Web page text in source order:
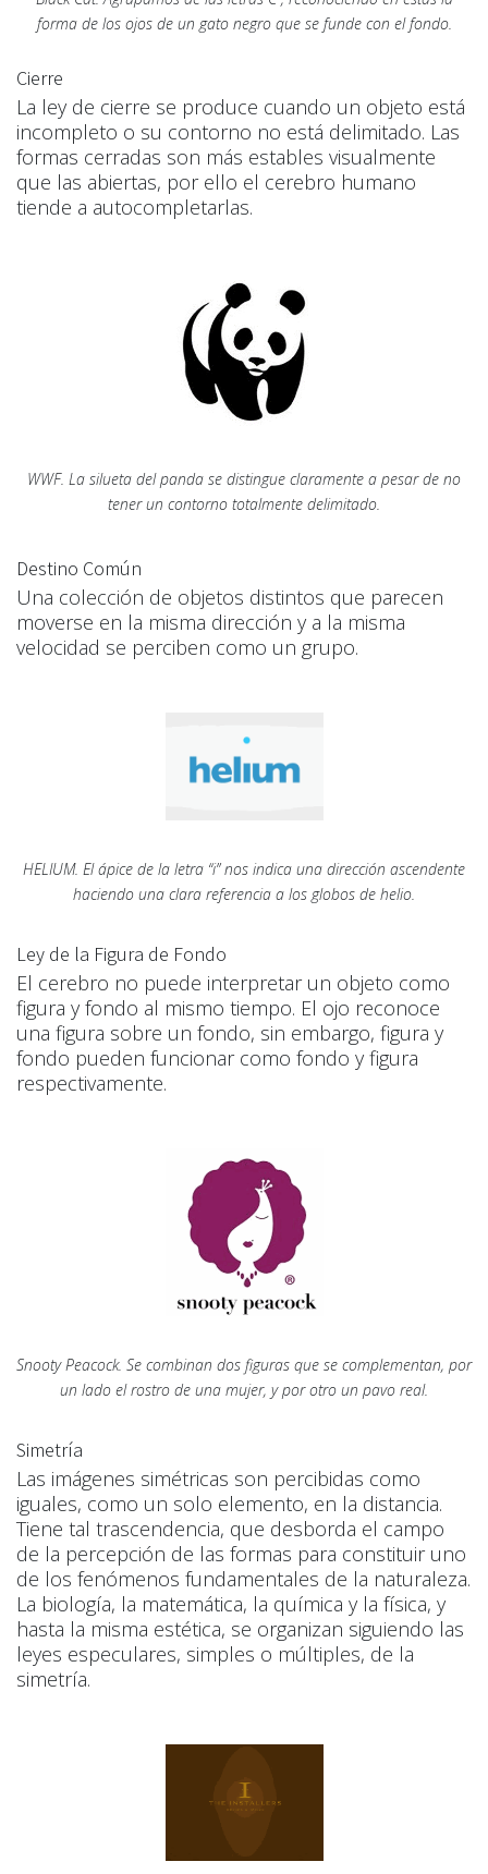
forma de los ojos de un gato negro que se funde con el fondo.
Cierre
La ley de cierre se produce cuando un objeto está
incompleto o su contorno no está delimitado. Las
formas cerradas son más estables visualmente
que las abiertas, por ello el cerebro humano
tiende a autocompletarlas.
WWF. La silueta del panda se distingue claramente a pesar de no
tener un contorno totalmente delimitado.
Destino Común
Una colección de objetos distintos que parecen
moverse en la misma dirección y a la misma
velocidad se perciben como un grupo.
HELIUM. El ápice de la letra “i” nos indica una dirección ascendente
haciendo una clara referencia a los globos de helio.
Ley de la Figura de Fondo
El cerebro no puede interpretar un objeto como
figura y fondo al mismo tiempo. El ojo reconoce
una figura sobre un fondo, sin embargo, figura y
fondo pueden funcionar como fondo y figura
respectivamente.
Snooty Peacock. Se combinan dos figuras que se complementan, por
un lado el rostro de una mujer, y por otro un pavo real.
Simetría
Las imágenes simétricas son percibidas como
iguales, como un solo elemento, en la distancia.
Tiene tal trascendencia, que desborda el campo
de la percepción de las formas para constituir uno
de los fenómenos fundamentales de la naturaleza.
La biología, la matemática, la química y la física, y
hasta la misma estética, se organizan siguiendo las
leyes especulares, simples o múltiples, de la
simetría.